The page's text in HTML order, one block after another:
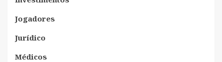
Jogadores
Jurídico
Médicos